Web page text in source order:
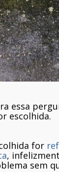
essa
escolhida.
for
,
sem